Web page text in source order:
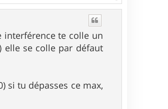
a
interférence te colle un
elle se colle par défaut
si tu dépasses ce max,